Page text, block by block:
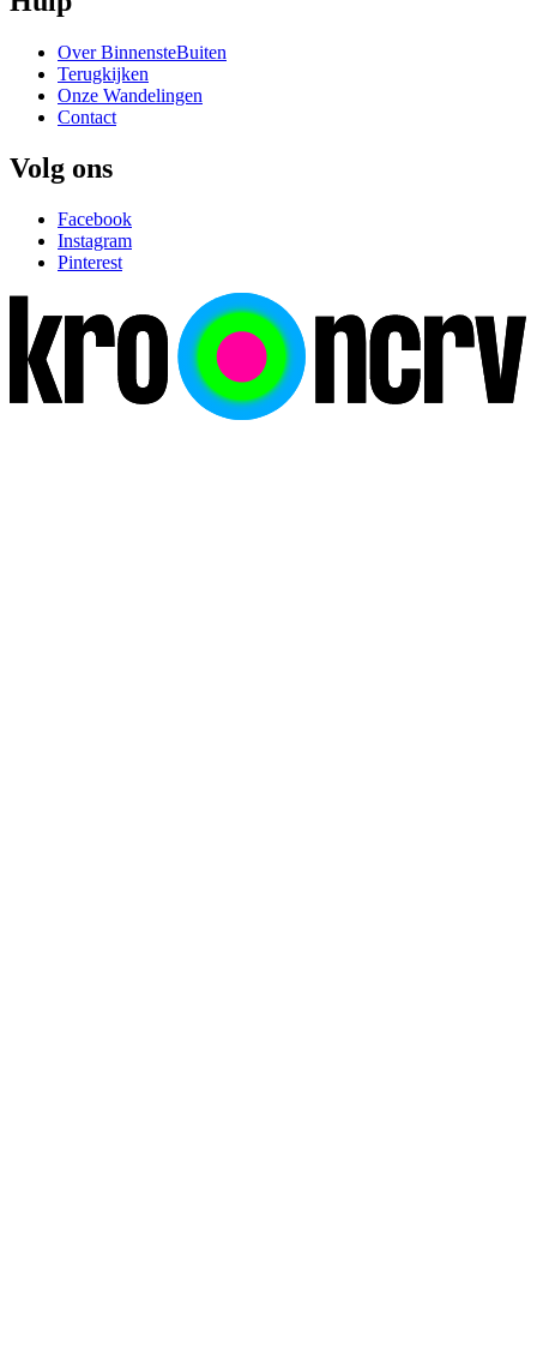
Over BinnensteBuiten
Terugkijken
Onze Wandelingen
Contact
Volg ons
Facebook
Instagram
Pinterest